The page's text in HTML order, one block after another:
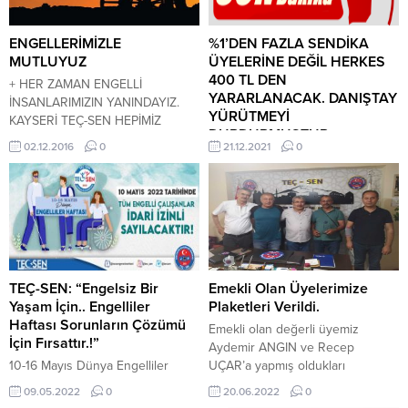
önünde toplanan sendika üyeleri,
ellerindeki pankart ve dövizlerle
taleplerini dile getirdi. Burada
basın açıklaması yapan TEÇ-SEN
Şube Başkanı Adem Erdoğan,
eğitim alanında atılacak adımlar,
yapılacak yeni...
Mayıs 2017 tarihleri arasında
alınacaktır. Bu kapsamda;
-İlçenizde Ambar...
ENGELLERİMİZLE
MUTLUYUZ
+ HER ZAMAN ENGELLİ
İNSANLARIMIZIN YANINDAYIZ.
KAYSERİ TEÇ-SEN HEPİMİZ
BİRLİKTE GÜÇLÜ VE MUTLUYUZ.
02.12.2016 0
%1’DEN FAZLA SENDİKA
ÜYELERİNE DEĞİL HERKES
400 TL DEN
YARARLANACAK. DANIŞTAY
YÜRÜTMEYİ
DURDURMUŞTUR.
yd-karariİndir
21.12.2021 0
TEÇ-SEN: “Engelsiz Bir
Yaşam İçin.. Engelliler
Haftası Sorunların Çözümü
İçin Fırsattır.!”
10-16 Mayıs Dünya Engelliler
Haftası TEÇ-SEN: “Engelsiz Bir
Yaşam İçin.. Engelliler Haftası
09.05.2022 0
Emekli Olan Üyelerimize
Plaketleri Verildi.
Emekli olan değerli üyemiz
Aydemir ANGIN ve Recep
UÇAR’a yapmış oldukları
hizmetlerden dolayı teşekkür
eder. Yeni hayatlarında başarılar
20.06.2022 0